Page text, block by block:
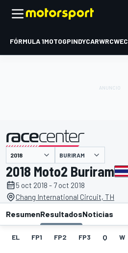
FÓRMULA 1MOTOGPINDYCARWRCWEC
presentado por BURIRAM
2018 Moto2 Buriram
5 oct 2018 - 7 oct 2018
Chang International Circuit, TH
ResumenResultadosNoticias
EL FP1 FP2 FP3 Q W